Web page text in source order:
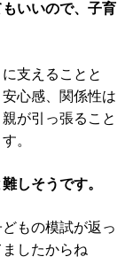
いいので、子育
支えることと
心感、関係性は
が引っ張ること
。
しそうです。
もの模試が返っ
したからね